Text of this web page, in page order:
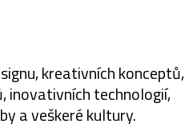
kreativních konceptů,
inovativních technologií,
a veškeré kultury.